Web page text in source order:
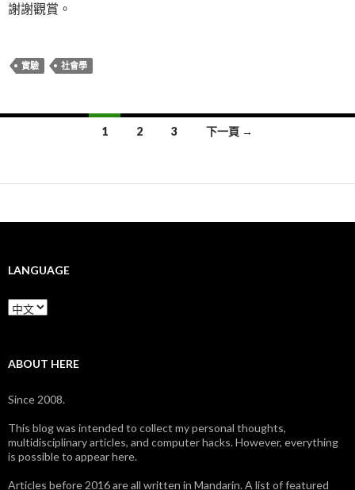
謝謝觀賞。
實驗 社會學
導
1 2 3 下一頁 →
LANGUAGE
Language
ABOUT HERE
Since 2008.
This blog was intended to collect my personal thoughts,
multidisciplinary articles, and computer hacks. However, everything
is possible to appear here.
Articles before 2016 are all written in Mandarin. A list of featured